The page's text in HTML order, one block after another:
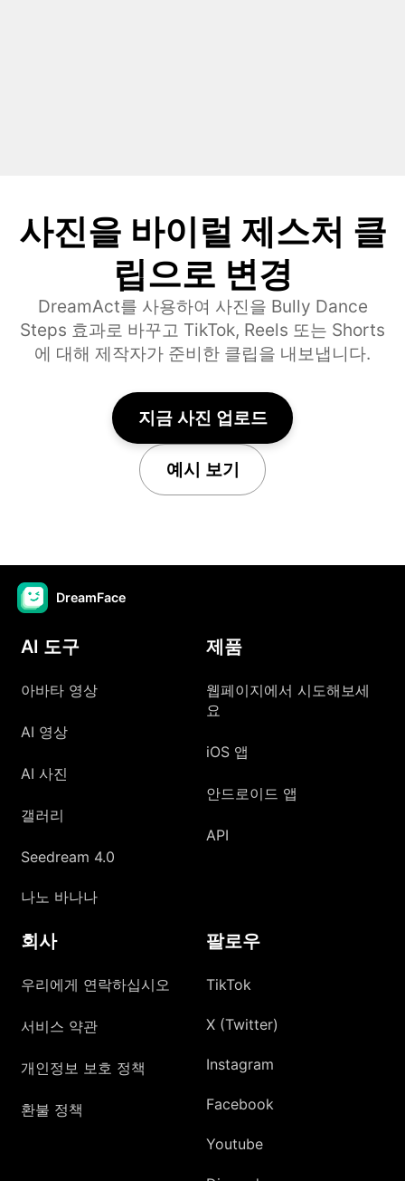
사진을 바이럴 제스처 클
립으로 변경
DreamAct를 사용하여 사진을 Bully Dance
Steps 효과로 바꾸고 TikTok, Reels 또는 Shorts
에 대해 제작자가 준비한 클립을 내보냅니다.
지금 사진 업로드
예시 보기
DreamFace
AI 도구
아바타 영상
AI 영상
AI 사진
갤러리
Seedream 4.0
나노 바나나
제품
웹페이지에서 시도해보세
요
iOS 앱
안드로이드 앱
API
회사
우리에게 연락하십시오
서비스 약관
개인정보 보호 정책
환불 정책
팔로우
TikTok
X (Twitter)
Instagram
Facebook
Youtube